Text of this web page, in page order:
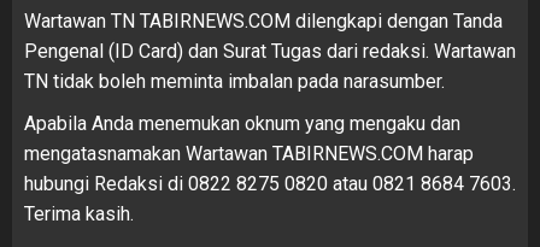
Wartawan TN TABIRNEWS.COM dilengkapi dengan Tanda
Pengenal (ID Card) dan Surat Tugas dari redaksi. Wartawan
TN tidak boleh meminta imbalan pada narasumber.
Apabila Anda menemukan oknum yang mengaku dan
mengatasnamakan Wartawan TABIRNEWS.COM harap
hubungi Redaksi di 0822 8275 0820 atau 0821 8684 7603.
Terima kasih.